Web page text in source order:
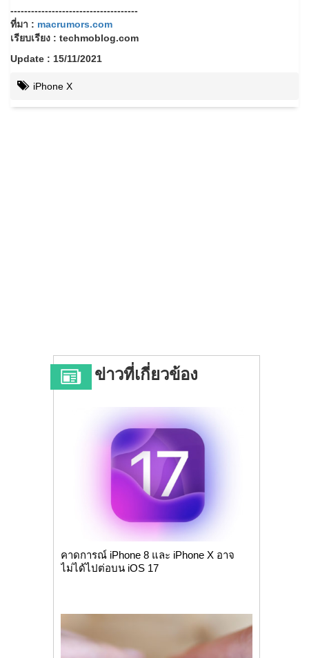
-------------------------------------
ที่มา : macrumors.com
เรียบเรียง : techmoblog.com
Update : 15/11/2021
iPhone X
ข่าวที่เกี่ยวข้อง
คาดการณ์ iPhone 8 และ iPhone X อาจ
ไม่ได้ไปต่อบน iOS 17